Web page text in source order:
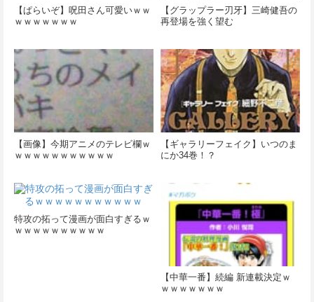
【ぱらいぞ】呪田さん可愛いｗｗ
ｗｗｗｗｗｗｗ
【グラップラー刃牙】三崎健吾の
再登場を強く望む
【画像】今期アニメのテレビ欄ｗ
ｗｗｗｗｗｗｗｗｗｗｗ
【ギャラリーフェイク】いつのま
にか34巻！？
特攻の拓って漫画が面白すぎるｗ
ｗｗｗｗｗｗｗｗｗｗ
【中華一番】続編 新連載決定ｗ
ｗｗｗｗｗｗｗ